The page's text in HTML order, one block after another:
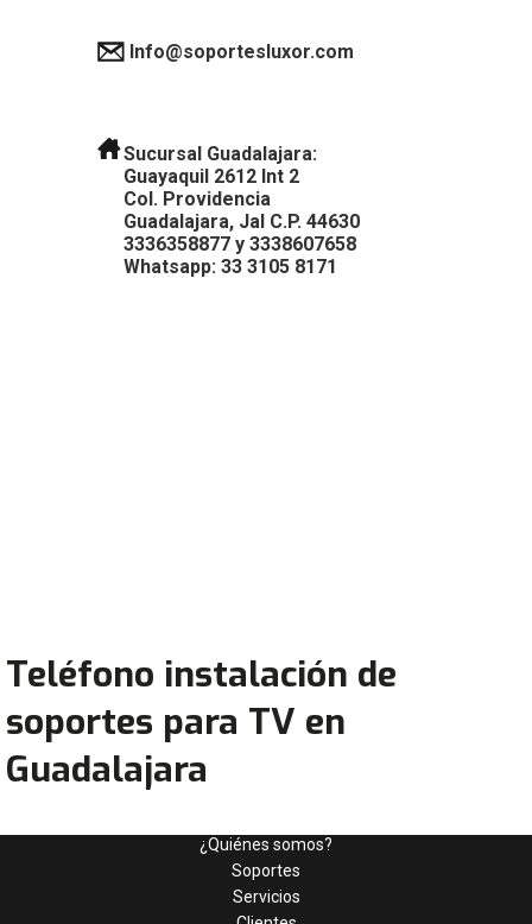
Info@soportesluxor.com
Sucursal Guadalajara:
Guayaquil 2612 Int 2
Col. Providencia
Guadalajara, Jal C.P. 44630
3336358877 y 3338607658
Whatsapp: 33 3105 8171
Teléfono instalación de
soportes para TV en
Guadalajara
¿Quiénes somos?
Soportes
Servicios